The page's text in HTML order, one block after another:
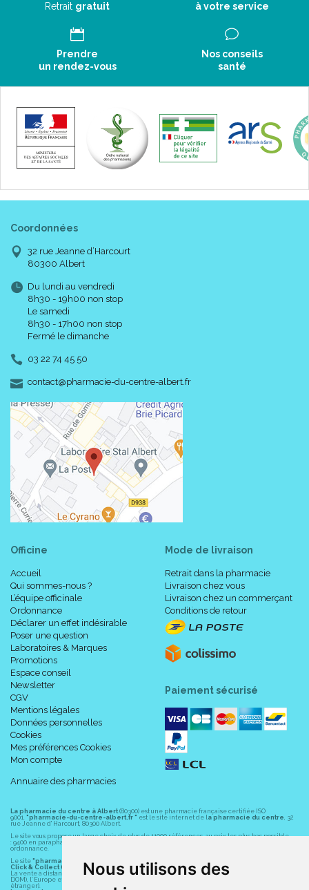
Nous utilisons des
Retrait gratuit
à votre service
Prendre
un rendez-vous
Nos conseils
santé
Coordonnées
32 rue Jeanne d’Harcourt
80300 Albert
Du lundi au vendredi
8h30 - 19h00 non stop
Le samedi
8h30 - 17h00 non stop
Fermé le dimanche
03 22 74 45 50
contact-
@-
pharmacie-du-centre-albert.fr
Officine
Accueil
Qui sommes-nous ?
L’équipe officinale
Ordonnance
Déclarer un effet indésirable
Poser une question
Laboratoires & Marques
Promotions
Espace conseil
Newsletter
CGV
Mentions légales
Données personnelles
Cookies
Mes préférences Cookies
Mon compte
Annuaire des pharmacies
Mode de livraison
Retrait dans la pharmacie
Livraison chez vous
Livraison chez un commerçant
Conditions de retour
Paiement sécurisé
La pharmacie du centre à Albert (80300) est une pharmacie française certifiée ISO
9001. "pharmacie-du-centre-albert.fr " est le site internet de l a pharmacie du centre , 32
rue Jeanne d' Harcourt, 80300 Albert.
Le site vous propose un large choix de plus de 11000 références, au prix les plus bas possible
: 9400 en parapharmacie, animaux, orthopédie, matériel médical. 1700 en médicaments sans
ordonnance.
Le site "pharmacie-du-centre-albert.fr"
vous propose les service suivants :
Click & Collect (retrait gratuit dans la pharmacie).
La vente à distance chez vous et/ou chez un commerçant sur la France (Andorre, Monaco et
DOM), l' Europe et le monde entier (livraison assuré par Colissimo et ses partenaires à l'
étranger).